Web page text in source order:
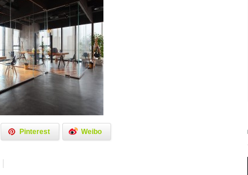
Pinterest Weibo